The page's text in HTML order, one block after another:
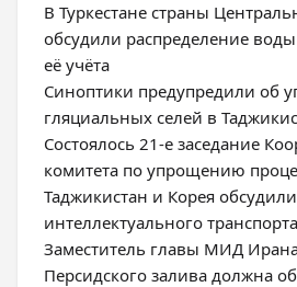
В Туркестане страны
обсудили распределение
её учёта
Синоптики предупредили об
гляциальных селей в
Состоялось 21-е заседание
комитета по упрощению
Таджикистан и Корея
интеллектуального
Заместитель главы МИД
Персидского залива должна